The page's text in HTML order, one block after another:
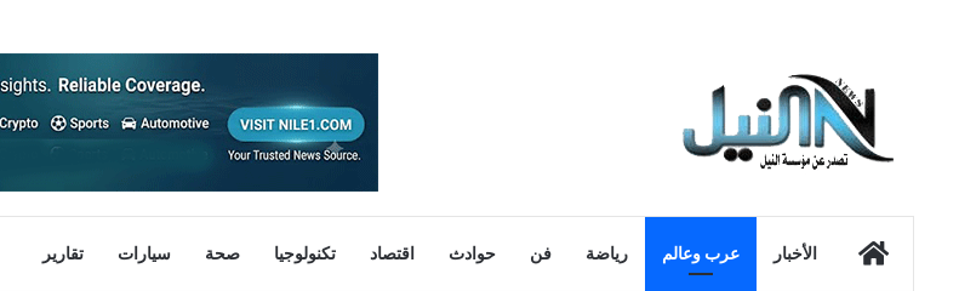
الرئيسيةالأخبار عرب وعالم رياضة فن حوادث اقتصاد تكنولوجيا صحة سيارات تقارير